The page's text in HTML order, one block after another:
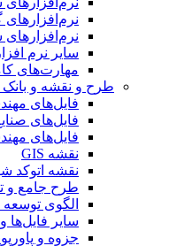
نرم‌افزارهای
سایر نرم
مهارت‌های
طرح و نقشه و بانک
فایل‌های
فایل‌های
فایل‌های
نقشه GIS
نقشه اتوکد
طرح جامع و
الگوی
سایر
جزوه و